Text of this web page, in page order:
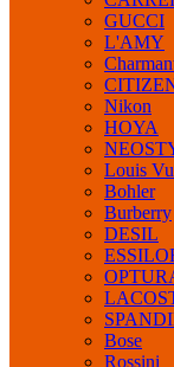
GUCCI
L'AMY
Nikon
HOYA
Louis
Bohler
Burberry
DESIL
Bose
Rossini